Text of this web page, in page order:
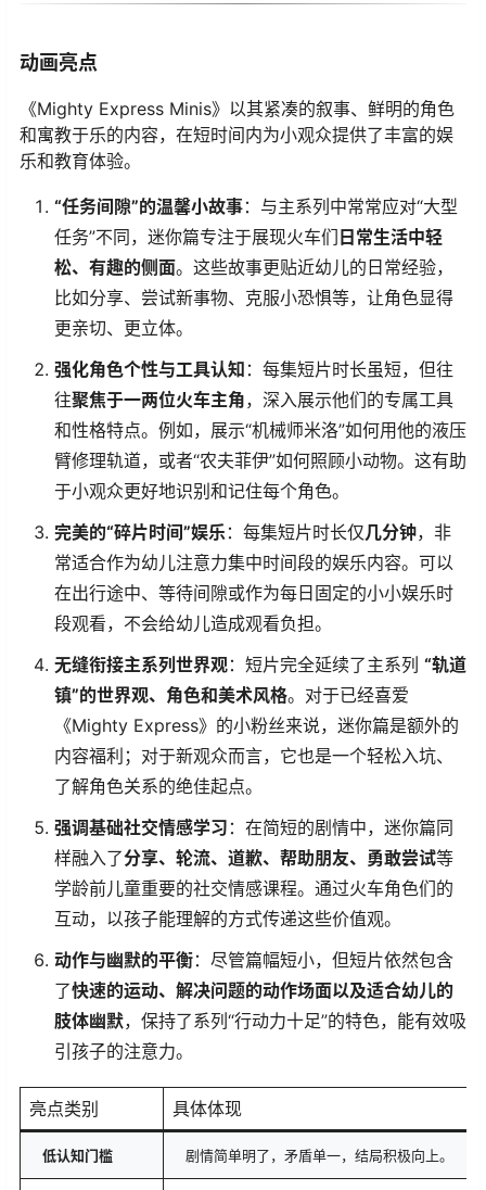
动画亮点
《Mighty Express Minis》以其紧凑的叙事、鲜明的角色
和寓教于乐的内容，在短时间内为小观众提供了丰富的娱
乐和教育体验。
“任务间隙”的温馨小故事：与主系列中常常应对“大型
任务”不同，迷你篇专注于展现火车们日常生活中轻
松、有趣的侧面。这些故事更贴近幼儿的日常经验，
比如分享、尝试新事物、克服小恐惧等，让角色显得
更亲切、更立体。
强化角色个性与工具认知 ：每集短片时长虽短，但往
往聚焦于一两位火车主角，深入展示他们的专属工具
和性格特点。例如，展示“机械师米洛”如何用他的液压
臂修理轨道，或者“农夫菲伊”如何照顾小动物。这有助
于小观众更好地识别和记住每个角色。
完美的“碎片时间”娱乐 ：每集短片时长仅几分钟，非
常适合作为幼儿注意力集中时间段的娱乐内容。可以
在出行途中、等待间隙或作为每日固定的小小娱乐时
段观看，不会给幼儿造成观看负担。
无缝衔接主系列世界观：短片完全延续了主系列 “轨道
镇”的世界观、角色和美术风格。对于已经喜爱
《Mighty Express》的小粉丝来说，迷你篇是额外的
内容福利；对于新观众而言，它也是一个轻松入坑、
了解角色关系的绝佳起点。
强调基础社交情感学习 ：在简短的剧情中，迷你篇同
样融入了分享、轮流、道歉、帮助朋友、勇敢尝试等
学龄前儿童重要的社交情感课程。通过火车角色们的
互动，以孩子能理解的方式传递这些价值观。
动作与幽默的平衡：尽管篇幅短小，但短片依然包含
了快速的运动、解决问题的动作场面以及适合幼儿的
肢体幽默，保持了系列“行动力十足”的特色，能有效吸
引孩子的注意力。
亮点类别 具体体现
低认知门槛 剧情简单明了，矛盾单一，结局积极向上。